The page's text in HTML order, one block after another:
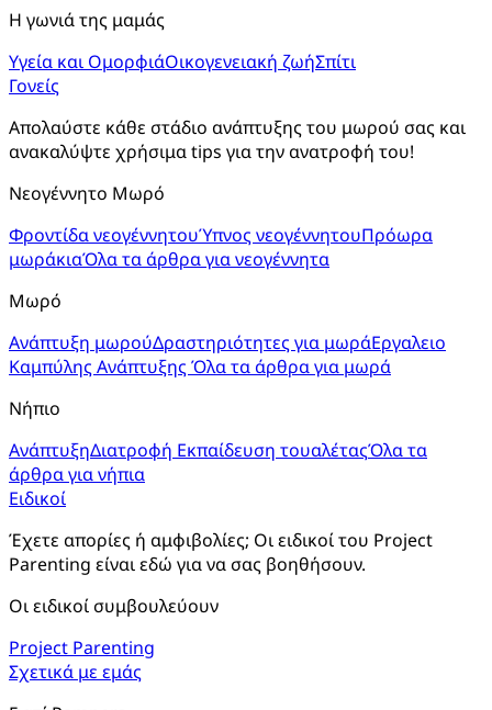
Η γωνιά της μαμάς
Υγεία και ΟμορφιάΟικογενειακή ζωήΣπίτι
Γονείς
Απολαύστε κάθε στάδιο ανάπτυξης του μωρού σας και
ανακαλύψτε χρήσιμα tips για την ανατροφή του!
Νεογέννητο Μωρό
Φροντίδα νεογέννητουΎπνος νεογέννητουΠρόωρα
μωράκιαΌλα τα άρθρα για νεογέννητα
Μωρό
Ανάπτυξη μωρούΔραστηριότητες για μωράΕργαλειο
Καμπύλης Ανάπτυξης Όλα τα άρθρα για μωρά
Νήπιο
ΑνάπτυξηΔιατροφή Εκπαίδευση τουαλέταςΌλα τα
άρθρα για νήπια
Ειδικοί
Έχετε απορίες ή αμφιβολίες; Οι ειδικοί του Project
Parenting είναι εδώ για να σας βοηθήσουν.
Οι ειδικοί συμβουλεύουν
Project Parenting
Σχετικά με εμάς